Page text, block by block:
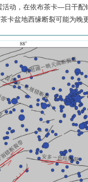
动，在依布茶卡—日干配
卡盆地西缘断裂可能为晚